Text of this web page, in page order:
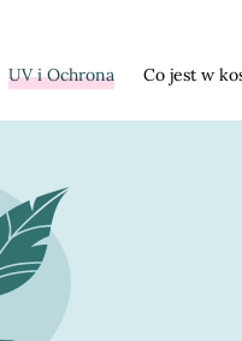
UV i Ochrona Co jest w